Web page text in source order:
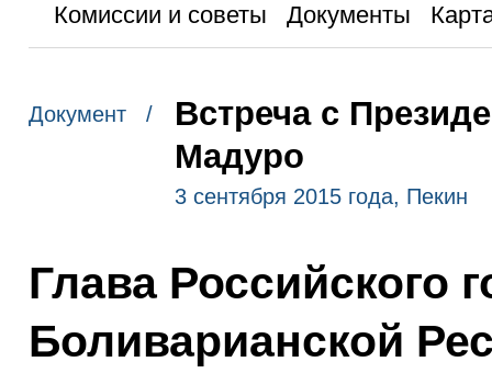
Комиссии и советы
Документы
Документ /
Встреча с
Мадуро
3 сентября 2015 года, Пекин
Глава Российского
Боливарианской